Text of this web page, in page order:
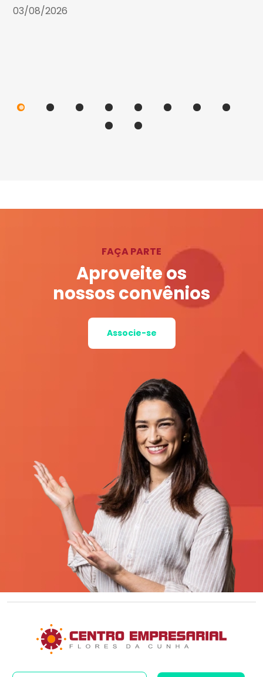
03/08/2026
FAÇA PARTE
Aproveite os
nossos convênios
Associe-se